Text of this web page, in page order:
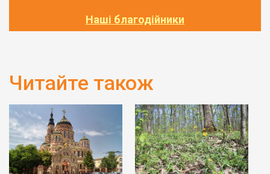
Наші благодійники
Читайте також